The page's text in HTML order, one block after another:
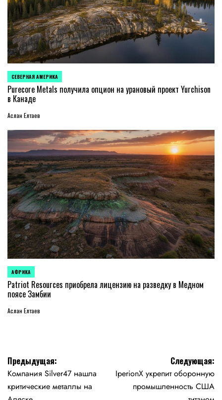
ОПУБЛИКОВАНО
В
СЕВЕРНАЯ АМЕРИКА
Purecore Metals получила опцион на урановый проект Yurchison
в Канаде
Аслан Елтаев
ОПУБЛИКОВАНО
В
АФРИКА
Patriot Resources приобрела лицензию на разведку в Медном
поясе Замбии
Аслан Елтаев
Навигация
по
Предыдущая:
Компания Silver47 нашла
критические металлы на
Следующая:
IperionX укрепит оборонную
промышленность США